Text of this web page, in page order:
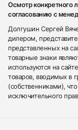
Осмотр конкретного
согласованию с
Долгушин Сергей
дилером,
представленных на
товарные знаки
используются на
товаров, вводимых в
(собственниками),
исключительного